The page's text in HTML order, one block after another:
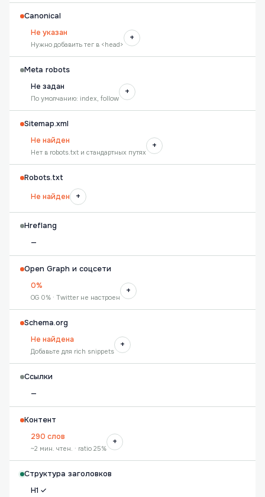
Canonical
Не указан
Нужно добавить тег в <head>
+
Meta robots
Не задан
По умолчанию: index, follow
+
Sitemap.xml
Не найден
Нет в robots.txt и стандартных путях
+
Robots.txt
Не найден
+
Hreflang
—
Open Graph и соцсети
0%
OG 0% · Twitter не настроен
+
Schema.org
Не найдена
Добавьте для rich snippets
+
Ссылки
—
Контент
290 слов
~2 мин. чтен. · ratio 25%
+
Структура заголовков
H1 ✓